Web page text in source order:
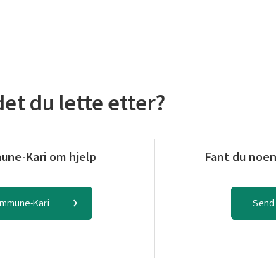
du lette etter?
Kari om hjelp
Kari
Fant du